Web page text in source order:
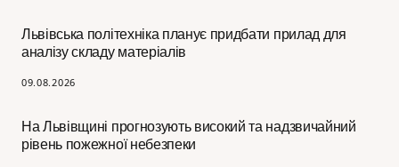
Львівська політехніка планує придбати прилад для
аналізу складу матеріалів
09.08.2026
На Львівщині прогнозують високий та надзвичайний
рівень пожежної небезпеки